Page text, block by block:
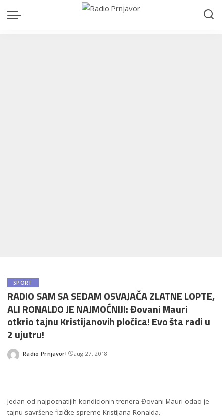
SPORT
RADIO SAM SA SEDAM OSVAJAČA ZLATNE LOPTE,
ALI RONALDO JE NAJMOĆNIJI: Đovani Mauri
otkrio tajnu Kristijanovih pločica! Evo šta radi u
2 ujutru!
Posted
Radio Prnjavor aug 27, 2018
Jedan od najpoznatijih kondicionih trenera Đovani Mauri odao je
tajnu savršene fizičke spreme Kristijana Ronalda.